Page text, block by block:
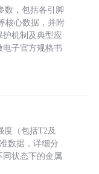
数，包括各引脚
核心数据，并附
护机制及典型应
电子官方规格书
度（包括T2及
数据，详细分
状态下的金属